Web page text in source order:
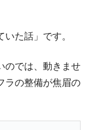
暴落で200兆蒸
た話」です。
のでは、動きませ
ラの整備が焦眉の